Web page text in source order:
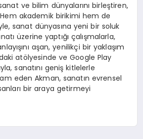
ve bilim dünyalarını birleştiren,
akademik birikimi hem de
sanat dünyasına yeni bir soluk
üzerine yaptığı çalışmalarla,
aşan, yenilikçi bir yaklaşım
atölyesinde ve Google Play
sanatını geniş kitlelerle
eden Akman, sanatın evrensel
bir araya getirmeyi